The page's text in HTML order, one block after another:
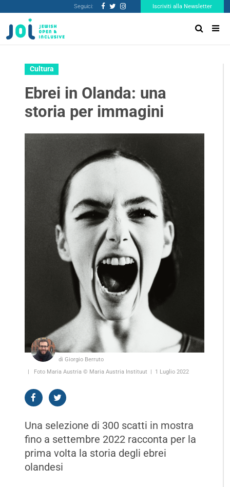
Seguici: Iscriviti alla Newsletter
Cultura
Ebrei in Olanda: una
storia per immagini
di Giorgio Berruto
Foto Maria Austria © Maria Austria Instituut
1 Luglio 2022
Una selezione di 300 scatti in mostra
fino a settembre 2022 racconta per la
prima volta la storia degli ebrei
olandesi